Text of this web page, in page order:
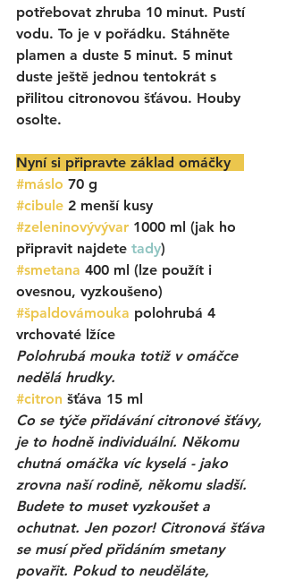
potřebovat zhruba 10 minut. Pustí
vodu. To je v pořádku. Stáhněte
plamen a duste 5 minut. 5 minut
duste ještě jednou tentokrát s
přilitou citronovou šťávou. Houby
osolte.
Nyní si připravte základ omáčky
#máslo 70 g
#cibule 2 menší kusy
#zeleninovývývar 1000 ml (jak ho
připravit najdete tady)
#smetana 400 ml (lze použít i
ovesnou, vyzkoušeno)
#špaldovámouka polohrubá 4
vrchovaté lžíce
Polohrubá mouka totiž v omáčce
nedělá hrudky.
#citron šťáva 15 ml
Co se týče přidávání citronové šťávy,
je to hodně individuální. Někomu
chutná omáčka víc kyselá - jako
zrovna naší rodině, někomu sladší.
Budete to muset vyzkoušet a
ochutnat. Jen pozor! Citronová šťáva
se musí před přidáním smetany
povařit. Pokud to neuděláte,